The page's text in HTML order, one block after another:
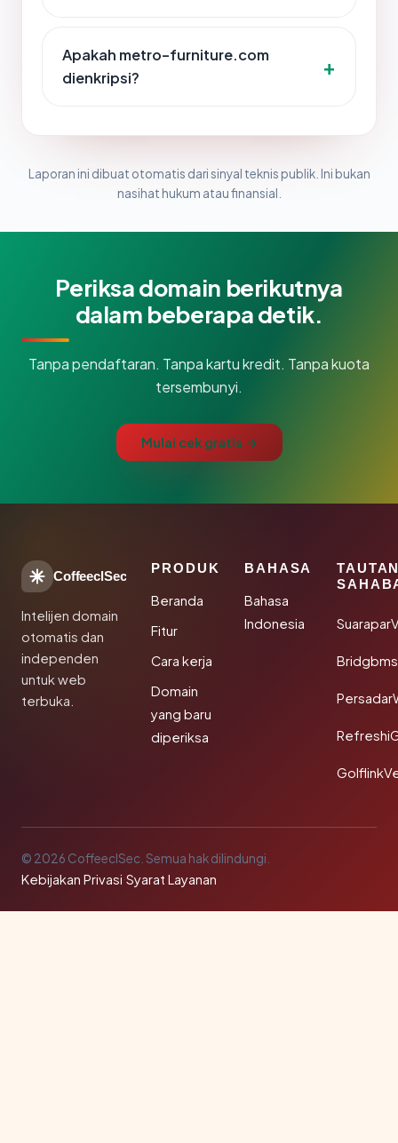
Apakah metro-furniture.com
dienkripsi?
Laporan ini dibuat otomatis dari sinyal teknis publik. Ini bukan
nasihat hukum atau finansial.
Periksa domain berikutnya
dalam beberapa detik.
Tanpa pendaftaran. Tanpa kartu kredit. Tanpa kuota
tersembunyi.
Mulai cek gratis →
CoffeeclSec
Intelijen domain
otomatis dan
independen
untuk web
terbuka.
PRODUK
Beranda
Fitur
Cara kerja
Domain
yang baru
diperiksa
BAHASA
Bahasa
Indonesia
© 2026 CoffeeclSec. Semua hak dilindungi.
Kebijakan Privasi·Syarat Layanan